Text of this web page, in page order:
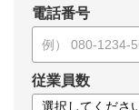
電話番号
従業員数